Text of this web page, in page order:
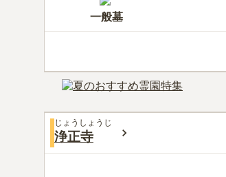
一般墓
じょうしょうじ
浄正寺